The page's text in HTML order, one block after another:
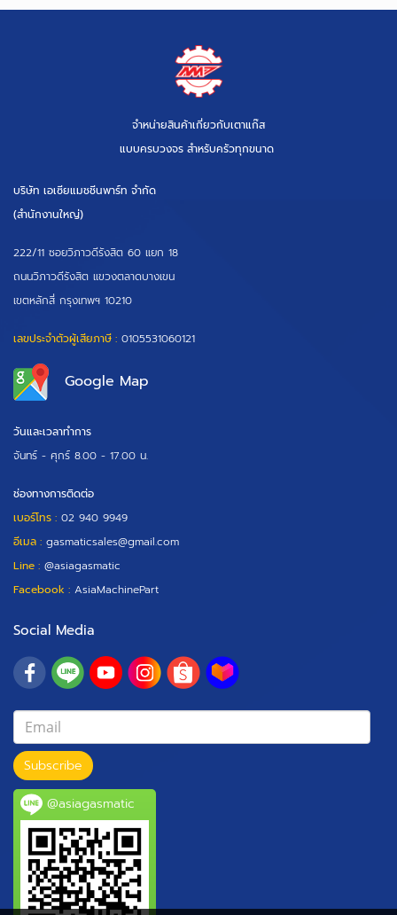
จำหน่ายสินค้าเกี่ยวกับเตาแก๊ส
แบบครบวงจร สำหรับครัวทุกขนาด
บริษัท เอเซียแมชชีนพาร์ท จำกัด
(สำนักงานใหญ่)
222/11 ซอยวิภาวดีรังสิต 60 แยก 18
ถนนวิภาวดีรังสิต แขวงตลาดบางเขน
เขตหลักสี่ กรุงเทพฯ 10210
เลขประจำตัวผู้เสียภาษี : 0105531060121
Google Map
วันและเวลาทำการ
จันทร์ - ศุกร์ 8.00 - 17.00 น.
ช่องทางการติดต่อ
เบอร์โทร : 02 940 9949
อีเมล : gasmaticsales@gmail.com
Line : @asiagasmatic
Facebook : AsiaMachinePart
Social Media
Subscribe
@asiagasmatic